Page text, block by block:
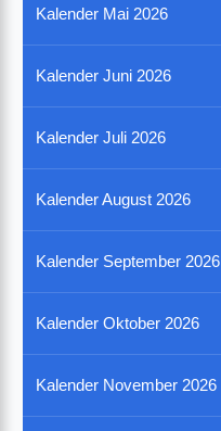
Kalender Mai 2026
Kalender Juni 2026
Kalender Juli 2026
Kalender August 2026
Kalender September 2026
Kalender Oktober 2026
Kalender November 2026